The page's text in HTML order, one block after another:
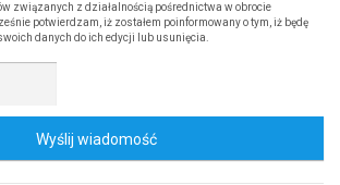
związanych z działalnością pośrednictwa w obrocie
potwierdzam, iż zostałem poinformowany o tym, iż będę
danych do ich edycji lub usunięcia.
Wyślij wiadomość